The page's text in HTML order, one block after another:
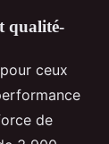
qualité-
ceux
de